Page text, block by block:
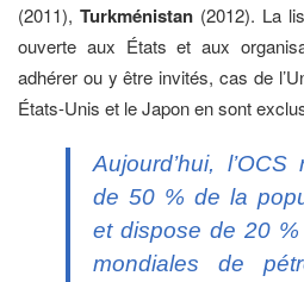
(2011), Turkménistan(2012). La
ouverte aux États et aux
adhérer ou y être invités, cas de
États-Unis et le Japon en sont
Aujourd’hui,
de 50 % de la
et dispose de 20
mondiales de